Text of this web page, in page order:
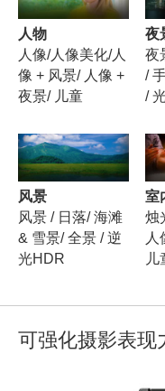
人物
人像/人像美化/人
像 + 风景/ 人像 +
夜景/ 儿童
夜
夜
/
/
风景
风景 / 日落/ 海滩
& 雪景/ 全景 / 逆
光HDR
室
烛
人
可强化摄影表现